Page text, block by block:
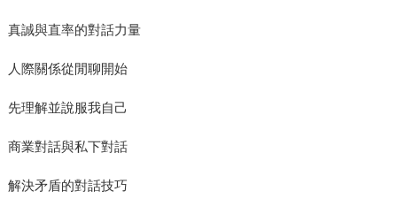
真誠與直率的對話力量
人際關係從閒聊開始
先理解並說服我自己
商業對話與私下對話
解決矛盾的對話技巧